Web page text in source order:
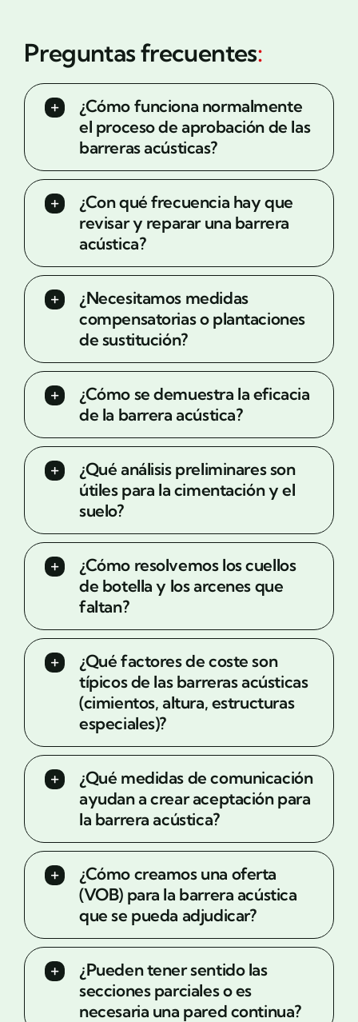
Preguntas frecuentes:
¿Cómo funciona normalmente
el proceso de aprobación de las
barreras acústicas?
¿Con qué frecuencia hay que
revisar y reparar una barrera
acústica?
¿Necesitamos medidas
compensatorias o plantaciones
de sustitución?
¿Cómo se demuestra la eficacia
de la barrera acústica?
¿Qué análisis preliminares son
útiles para la cimentación y el
suelo?
¿Cómo resolvemos los cuellos
de botella y los arcenes que
faltan?
¿Qué factores de coste son
típicos de las barreras acústicas
(cimientos, altura, estructuras
especiales)?
¿Qué medidas de comunicación
ayudan a crear aceptación para
la barrera acústica?
¿Cómo creamos una oferta
(VOB) para la barrera acústica
que se pueda adjudicar?
¿Pueden tener sentido las
secciones parciales o es
necesaria una pared continua?